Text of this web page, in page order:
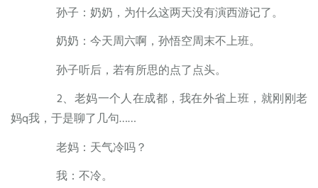
孙子：奶奶，为什么这两天没有演西游记了。
奶奶：今天周六啊，孙悟空周末不上班。
孙子听后，若有所思的点了点头。
2、老妈一个人在成都，我在外省上班，就刚刚老
妈q我，于是聊了几句……
老妈：天气冷吗？
我：不冷。